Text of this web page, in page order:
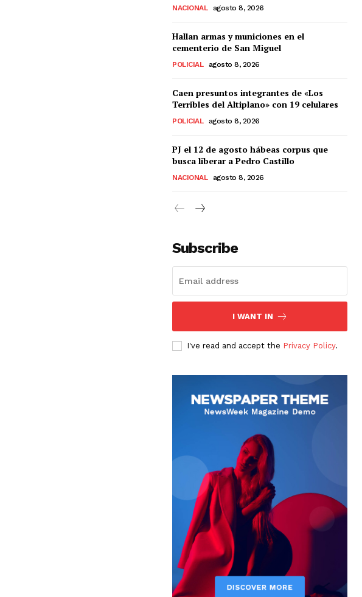
NACIONAL agosto 8, 2026
Hallan armas y municiones en el
cementerio de San Miguel
POLICIAL agosto 8, 2026
Caen presuntos integrantes de «Los
Terribles del Altiplano» con 19 celulares
POLICIAL agosto 8, 2026
PJ el 12 de agosto hábeas corpus que
busca liberar a Pedro Castillo
NACIONAL agosto 8, 2026
Subscribe
I WANT IN
I've read and accept the Privacy Policy.